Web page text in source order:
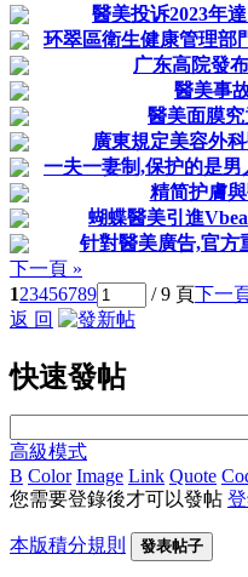
醫美投诉2023年
环翠區衛生健康管理部
广东高院發
醫美事
醫美面膜
廣東規定美容外
一夫一妻制,保护的是
精简护膚
蝴蝶醫美引進
针對醫美廣告,官方
下一頁 »
123456789 / 9 頁下一
返 回
快速發帖
高級模式
B Color Image Link Quote
您需要登錄後才可以發帖
本版積分規則 發表帖子